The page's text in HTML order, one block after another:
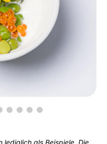
lediglich als Beispiele. Die